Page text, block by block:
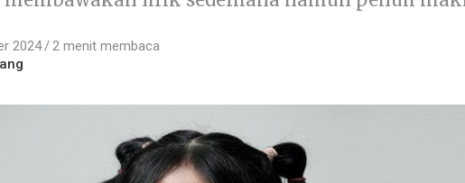
2024
2 menit membaca